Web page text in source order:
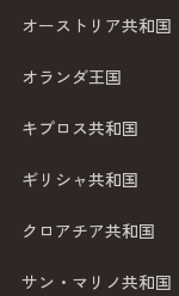
オーストリア共和国
オランダ王国
キプロス共和国
ギリシャ共和国
クロアチア共和国
サン・マリノ共和国